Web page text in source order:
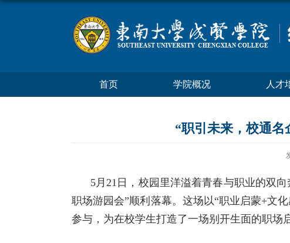
首页 学院概况 人才
“职引未来，校通
5月21 日，校园里洋溢着青春与职业的双向
职场游园会”顺利落幕。这场以“职业启蒙+文
参与 ， 为在校学生打造了一场别开生面的职场